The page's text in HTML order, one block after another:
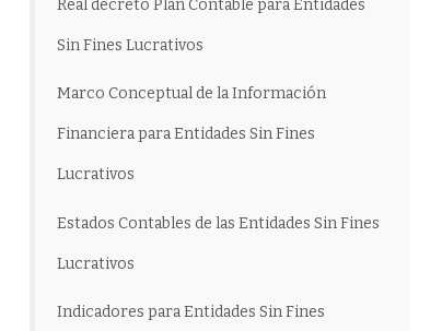
Real decreto Plan Contable para Entidades
Sin Fines Lucrativos
Marco Conceptual de la Información
Financiera para Entidades Sin Fines
Lucrativos
Estados Contables de las Entidades Sin Fines
Lucrativos
Indicadores para Entidades Sin Fines